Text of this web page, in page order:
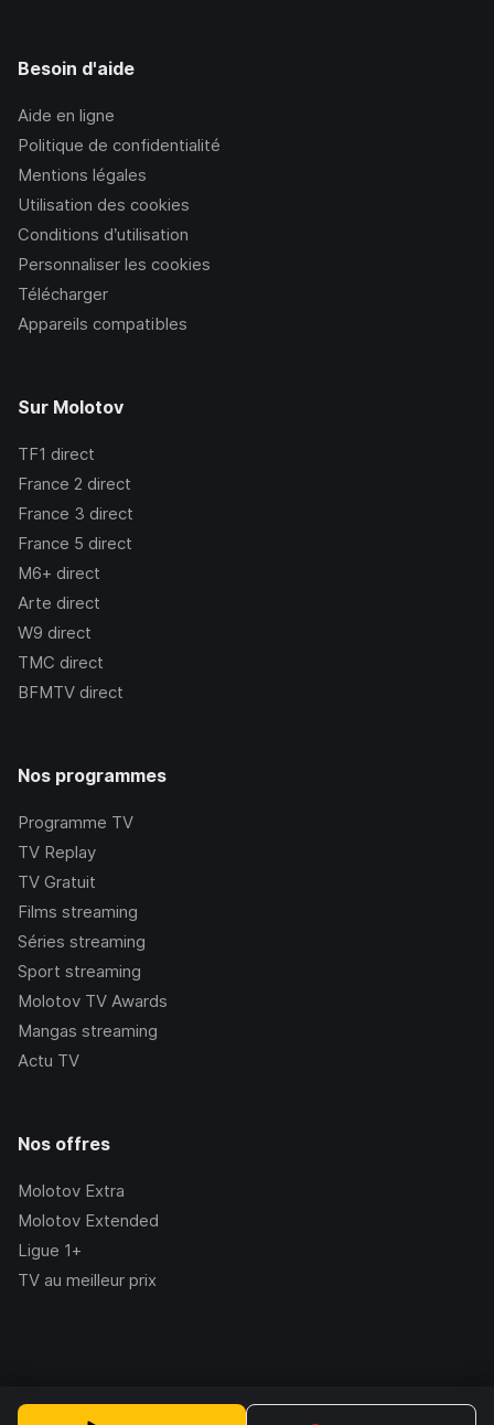
Besoin d'aide
Aide en ligne
Politique de confidentialité
Mentions légales
Utilisation des cookies
Conditions d’utilisation
Personnaliser les cookies
Télécharger
Appareils compatibles
Sur Molotov
TF1 direct
France 2 direct
France 3 direct
France 5 direct
M6+ direct
Arte direct
W9 direct
TMC direct
BFMTV direct
Nos programmes
Programme TV
TV Replay
TV Gratuit
Films streaming
Séries streaming
Sport streaming
Molotov TV Awards
Mangas streaming
Actu TV
Nos offres
Molotov Extra
Molotov Extended
Ligue 1+
TV au meilleur prix
2.228.1